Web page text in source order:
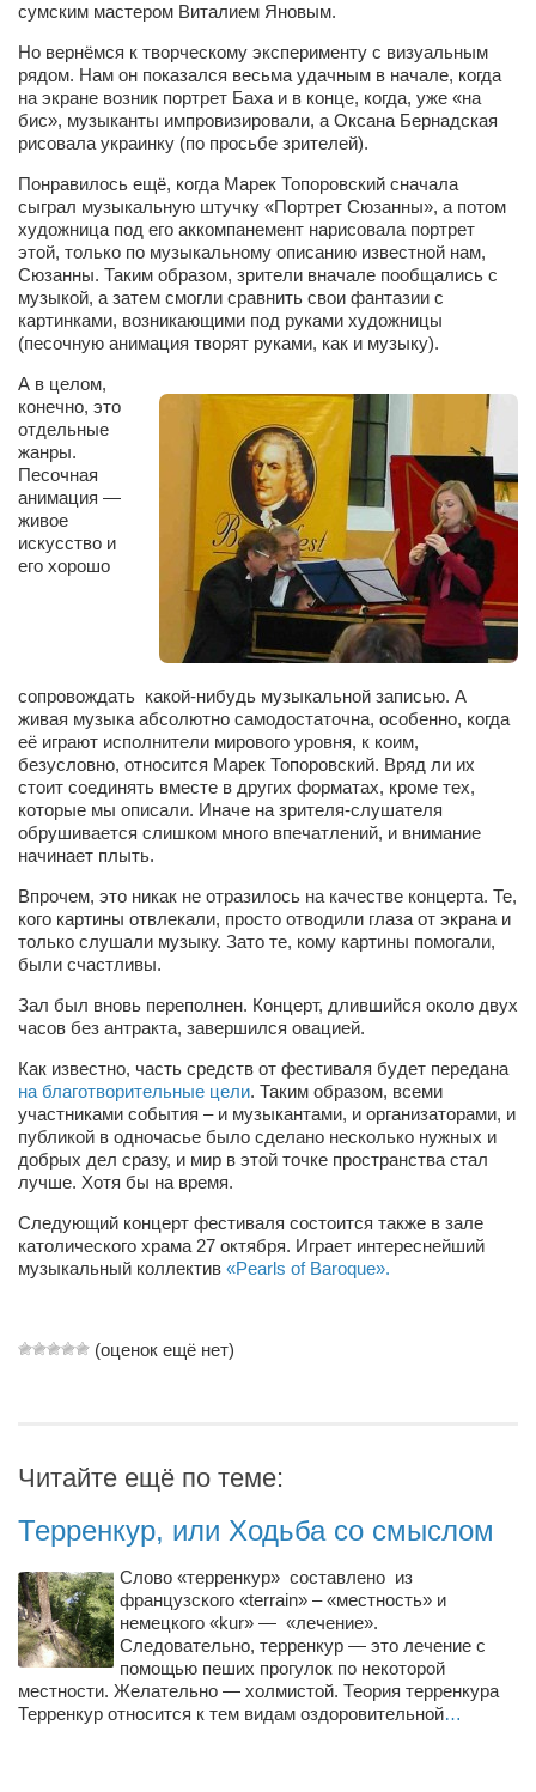
Багетный двор
МАГАЗИН СТИХОВ НА ЗАКАЗ
«Павел» — магазин мужской одежды
Туризм
«Траверс» — экипировочный центр
Журналисты
Александр Гвоздик
Александр Кугук
Музыканты
Евгений Касьяненко
Денис Федченко
Звукорежиссёры
Alfom Studio
Guitarproduction Studio
Поэты
Режиссёры
Художники
Надія Белокур
Анна Гидора
Леонтий Костур
Римма Миленкова
Ирина Проценко
Александр Садовский
Анна Черненко
Марина Фенота
Гостиная
Он и Она
Конкурсы
Конкурс «Колибри» 2016
Конкурс «Колибри» 2013
Интервью
Афиша
Афиша Киев
Афиша Сумы
сумским мастером Виталием Яновым.
Но вернёмся к творческому эксперименту с визуальным
рядом. Нам он показался весьма удачным в начале, когда
на экране возник портрет Баха и в конце, когда, уже «на
бис», музыканты импровизировали, а Оксана Бернадская
рисовала украинку (по просьбе зрителей).
Понравилось ещё, когда Марек Топоровский сначала
сыграл музыкальную штучку «Портрет Сюзанны», а потом
художница под его аккомпанемент нарисовала портрет
этой, только по музыкальному описанию известной нам,
Сюзанны. Таким образом, зрители вначале пообщались с
музыкой, а затем смогли сравнить свои фантазии с
картинками, возникающими под руками художницы
(песочную анимация творят руками, как и музыку).
А в целом,
конечно, это
отдельные
жанры.
Песочная
анимация —
живое
искусство и
его хорошо
сопровождать какой-нибудь музыкальной записью. А
живая музыка абсолютно самодостаточна, особенно, когда
её играют исполнители мирового уровня, к коим,
безусловно, относится Марек Топоровский. Вряд ли их
стоит соединять вместе в других форматах, кроме тех,
которые мы описали. Иначе на зрителя-слушателя
обрушивается слишком много впечатлений, и внимание
начинает плыть.
Впрочем, это никак не отразилось на качестве концерта. Те,
кого картины отвлекали, просто отводили глаза от экрана и
только слушали музыку. Зато те, кому картины помогали,
были счастливы.
Зал был вновь переполнен. Концерт, длившийся около двух
часов без антракта, завершился овацией.
Как известно, часть средств от фестиваля будет передана
на благотворительные цели. Таким образом, всеми
участниками события – и музыкантами, и организаторами, и
публикой в одночасье было сделано несколько нужных и
добрых дел сразу, и мир в этой точке пространства стал
лучше. Хотя бы на время.
Следующий концерт фестиваля состоится также в зале
католического храма 27 октября. Играет интереснейший
музыкальный коллектив «Pearls of Baroque».
(оценок ещё нет)
Читайте ещё по теме:
Терренкур, или Ходьба со смыслом
Слово «терренкур» составлено из
французского «terrain» – «местность» и
немецкого «kur» — «лечение».
Следовательно, терренкур — это лечение с
помощью пеших прогулок по некоторой
местности. Желательно — холмистой. Теория терренкура
Терренкур относится к тем видам оздоровительной…